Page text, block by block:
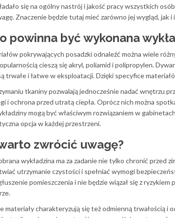
się na ogólny nastrój i jakość pracy wszystkich
Znaczenie będzie tutaj mieć zarówno jej wygląd, jak
powinna być wykonana
pokrywających posadzki odnaleźć można wiele
cieszą się akryl, poliamid i polipropylen.
trwałe i łatwe w eksploatacji. Dzięki specyfice
tkaniny pozwalają jednocześnie nadać wnętrzu
i ochrona przed utratą ciepła. Oprócz nich można
mogą być właściwym rozwiązaniem w
opcja w każdej przestrzeni.
zwrócić uwagę?
wykładzina ma za zadanie nie tylko chronić przed
utrzymanie czystości i spełniać wymogi
pomieszczenia i nie będzie wiązał się z
materiały charakteryzują się też odmienną trwałością i